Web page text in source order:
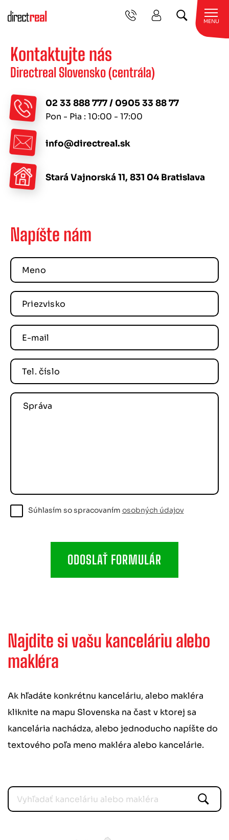
MENU
Kontaktujte nás
Directreal Slovensko (centrála)
02 33 888 777/ 0905 33 88 77
Pon - Pia : 10:00 - 17:00
info@directreal.sk
Stará Vajnorská 11, 831 04 Bratislava
Napíšte nám
Meno
Priezvisko
E-mail
Tel. číslo
Správa
Súhlasím so spracovaním osobných údajov
ODOSLAŤ FORMULÁR
Najdite si vašu kanceláriu alebo
makléra
Ak hľadáte konkrétnu kanceláriu, alebo makléra
kliknite na mapu Slovenska na čast v ktorej sa
kancelária nachádza, alebo jednoducho napíšte do
textového poľa meno makléra alebo kancelárie.